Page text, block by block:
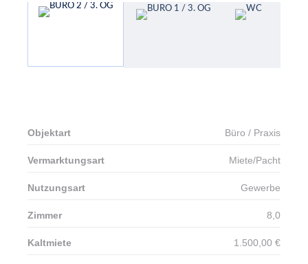
Kaufnebenkosten
X
Objektart Büro / Praxis
Vermarktungsart Miete/Pacht
Nutzungsart Gewerbe
Zimmer 8,0
Kaltmiete 1.500,00 €